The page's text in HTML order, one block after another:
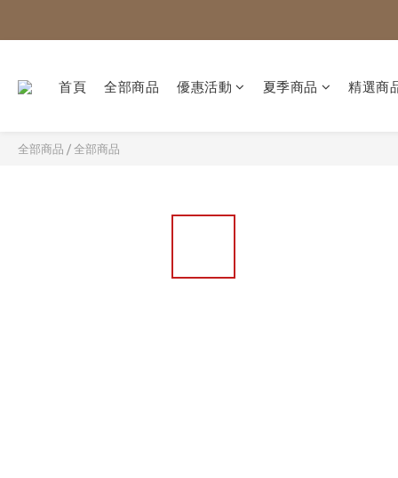
首頁 全部商品 優惠活動 夏季商品 精選商
全部商品 / 全部商品